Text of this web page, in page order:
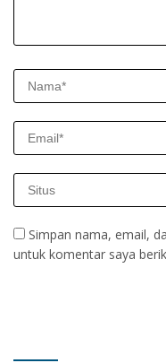
Simpan nama, email,
untuk komentar saya